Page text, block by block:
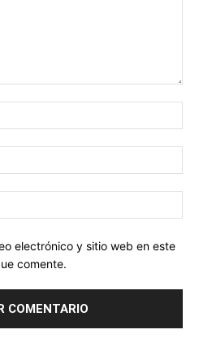
electrónico y sitio web en este
comente.